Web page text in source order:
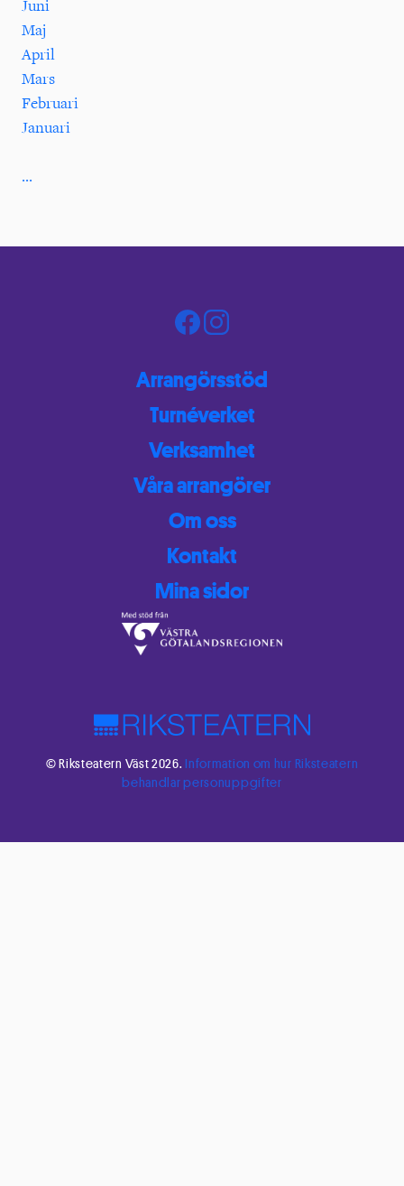
Juni
Maj
April
Mars
Februari
Januari
...
Arrangörsstöd
Turnéverket
Verksamhet
Våra arrangörer
Om oss
Kontakt
Mina sidor
© Riksteatern Väst 2026. Information om hur Riksteatern
behandlar personuppgifter